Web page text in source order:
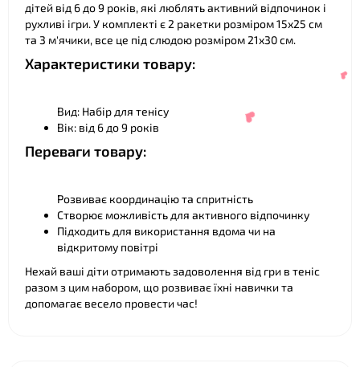
дітей від 6 до 9 років, які люблять активний відпочинок і
рухливі ігри. У комплекті є 2 ракетки розміром 15х25 см
та 3 м'ячики, все це під слюдою розміром 21х30 см.
Характеристики товару:
Вид: Набір для тенісу
Вік: від 6 до 9 років
Переваги товару:
Розвиває координацію та спритність
Створює можливість для активного відпочинку
Підходить для використання вдома чи на
відкритому повітрі
Нехай ваші діти отримають задоволення від гри в теніс
разом з цим набором, що розвиває їхні навички та
допомагає весело провести час!
❤